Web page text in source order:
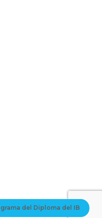
del Diploma del IB
an email as soon as your